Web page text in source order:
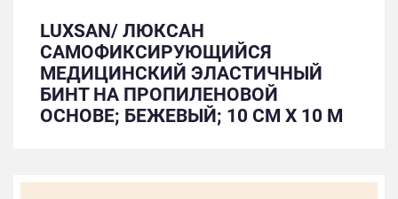
LUXSAN/ ЛЮКСАН
САМОФИКСИРУЮЩИЙСЯ
МЕДИЦИНСКИЙ ЭЛАСТИЧНЫЙ
БИНТ НА ПРОПИЛЕНОВОЙ
ОСНОВЕ; БЕЖЕВЫЙ; 10 СМ Х 10 М